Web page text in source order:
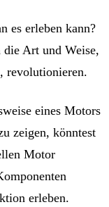
es erleben kann?
Art und Weise,
revolutionieren.
eines Motors
zeigen, könntest
Motor
erleben.